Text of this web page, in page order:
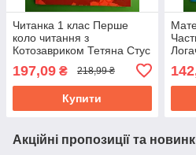
Читанка 1 клас Перше
коло читання з
Котозавриком Тетяна Стус
197,09 ₴ 218,99 ₴
Купити
Акційні пропозиції та